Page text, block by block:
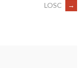
LOSC
→